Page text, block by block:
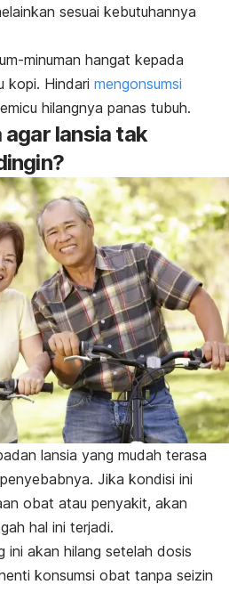
sesuai kebutuhannya
minuman hangat kepada
kopi. Hindari mengonsumsi
hilangnya panas tubuh.
agar lansia tak
lansia yang mudah terasa
Jika kondisi ini
obat atau penyakit, akan
hal ini terjadi.
ini akan hilang setelah dosis
konsumsi obat tanpa seizin